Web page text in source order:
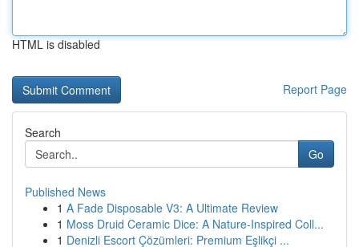
HTML is disabled
Report Page
Search
Go
Published News
1 A Fade Disposable V3: A Ultimate Review
1 Moss Druid Ceramic Dice: A Nature-Inspired Coll...
1 Denizli Escort Çözümleri: Premium Eşlikçi ...